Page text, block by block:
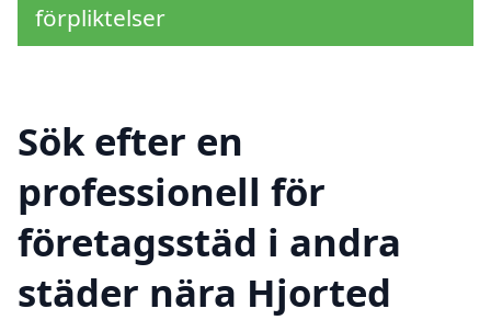
förpliktelser
Sök efter en
professionell för
företagsstäd i andra
städer nära Hjorted